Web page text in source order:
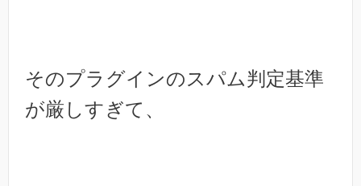
そのプラグインのスパム判定基準
が厳しすぎて、